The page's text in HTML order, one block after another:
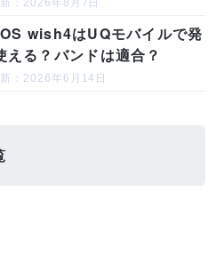
：2026年8月7日
wish4はUQモバイルで発
える？バンドは適合？
：2026年6月14日